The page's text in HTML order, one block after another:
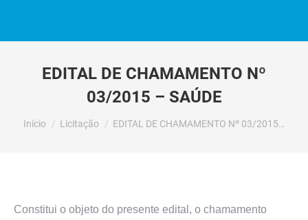
EDITAL DE CHAMAMENTO Nº
03/2015 – SAÚDE
Você está aqui:
Início Licitação EDITAL DE CHAMAMENTO Nº 03/2015…
Constitui o objeto do presente edital, o chamamento